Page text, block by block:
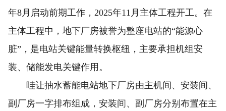
年8月启动前期工作，2025年11月主体工程开工。在
主体工程中，地下厂房被誉为整座电站的“能源心
脏”，是电站关键能量转换枢纽，主要承担机组安
装、储能发电关键作用。
哇让抽水蓄能电站地下厂房由主机间、安装间、
副厂房一字排布组成，安装间、副厂房分别布置在主